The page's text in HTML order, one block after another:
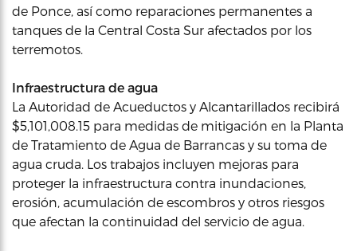
de Ponce, así como reparaciones permanentes a
tanques de la Central Costa Sur afectados por los
terremotos.
Infraestructura de agua
La Autoridad de Acueductos y Alcantarillados recibirá
$5,101,008.15 para medidas de mitigación en la Planta
de Tratamiento de Agua de Barrancas y su toma de
agua cruda. Los trabajos incluyen mejoras para
proteger la infraestructura contra inundaciones,
erosión, acumulación de escombros y otros riesgos
que afectan la continuidad del servicio de agua.